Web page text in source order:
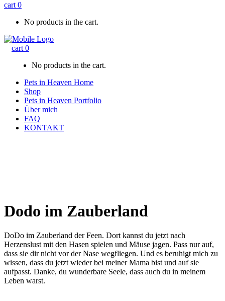
cart 0
No products in the cart.
cart 0
No products in the cart.
Pets in Heaven Home
Shop
Pets in Heaven Portfolio
Über mich
FAQ
KONTAKT
Dodo im Zauberland
DoDo im Zauberland der Feen. Dort kannst du jetzt nach
Herzenslust mit den Hasen spielen und Mäuse jagen. Pass nur auf,
dass sie dir nicht vor der Nase wegfliegen. Und es beruhigt mich zu
wissen, dass du jetzt wieder bei meiner Mama bist und auf sie
aufpasst. Danke, du wunderbare Seele, dass auch du in meinem
Leben warst.